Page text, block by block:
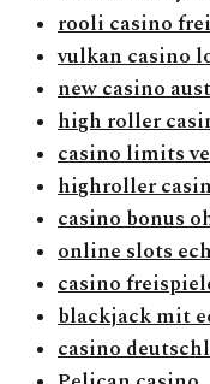
rooli casino
vulkan casino
new casino
high roller
casino limits
highroller
casino bonus
online slots
casino
blackjack mit
casino